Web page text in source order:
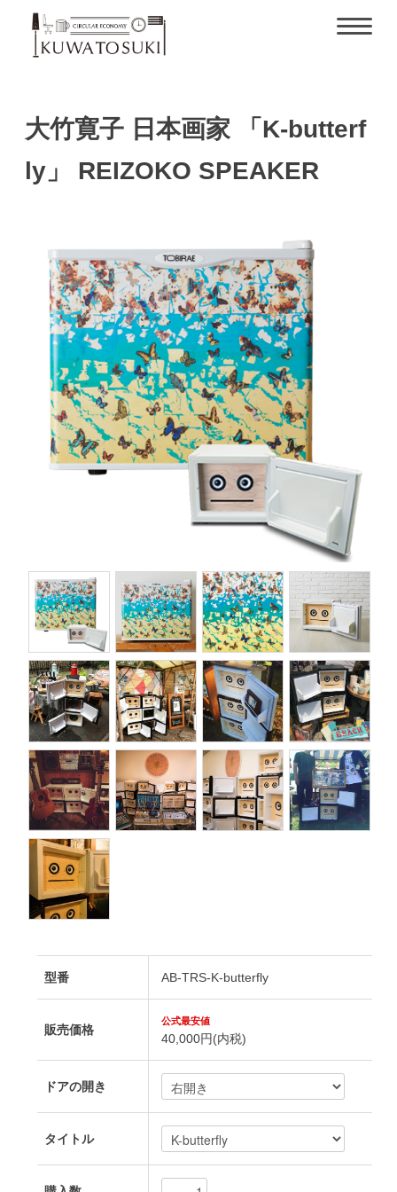
大竹寛子 日本画家 「K-butterf
ly」 REIZOKO SPEAKER
型番 AB-TRS-K-butterfly
販売価格
40,000円(内税)
ドアの開き
タイトル